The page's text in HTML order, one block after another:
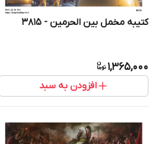
کتیبه مخمل بین الحرمین - 3815
1,365,000
افزودن به سبد